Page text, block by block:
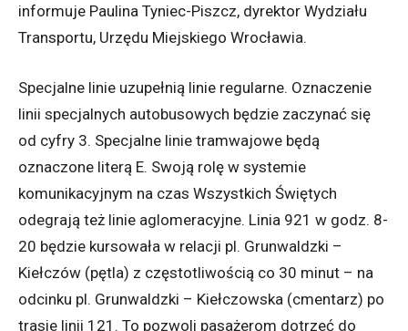
informuje Paulina Tyniec-Piszcz, dyrektor Wydziału
Transportu, Urzędu Miejskiego Wrocławia.
Specjalne linie uzupełnią linie regularne. Oznaczenie
linii specjalnych autobusowych będzie zaczynać się
od cyfry 3. Specjalne linie tramwajowe będą
oznaczone literą E. Swoją rolę w systemie
komunikacyjnym na czas Wszystkich Świętych
odegrają też linie aglomeracyjne. Linia 921 w godz. 8-
20 będzie kursowała w relacji pl. Grunwaldzki –
Kiełczów (pętla) z częstotliwością co 30 minut – na
odcinku pl. Grunwaldzki – Kiełczowska (cmentarz) po
trasie linii 121. To pozwoli pasażerom dotrzeć do